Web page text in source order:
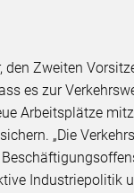
den Zweiten
es zur
Arbeitsplätze
„Die
Industriepolitik